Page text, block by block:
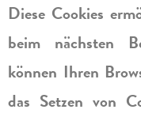
Diese Cookies
beim nächsten
können Ihren
das Setzen von